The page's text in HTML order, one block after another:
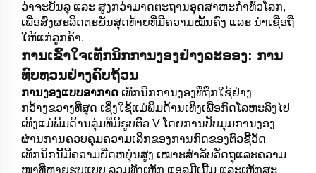
ວ່າຈະບັນລຸ ແລະ ສູງກວ່າມາດຕະຖານອຸດສາຫະກຳທົ່ວໂລກ,
ເພື່ອສົ່ງຜະລິດຕະພັນສຸດທ້າຍທີ່ມີຄວາມໝັ້ນຄົງ ແລະ ນ່າເຊື່ອຖື
ໃຫ້ແກ່ລູກຄ້າ.
ການເຂົ້າໃຈເທັກນິກການງອງຢ່າງລະອອງ: ການ
ທົບທວນຢ່າງຄົບຖ້ວນ
ການງອງແບບອາກາດ ເທັກນິກການງອງທີ່ຖືກໃຊ້ຢ່າງ
ກວ້າງຂວາງທີ່ສຸດ ເຊິ່ງໃຊ້ແມ່ພິມດ້ານເທິງເພື່ອກົດໂລຫະລົງໄປ
ເທິງແມ່ພິມດ້ານລຸ່ມທີ່ມີຮູບຕົວ V ໂດຍການປັບມຸມການງອງ
ຜ່ານການຄວບຄຸມຄວາມເລິກຂອງການກົດຂອງຕົວຊີ້ວັດ
ເທັກນິກນີ້ມີຄວາມຍືດຫຍຸ່ນສູງ ເໝາະສຳລັບວັດຖຸແລະຄວາມ
ໜາທີ່ຫຼາຍຮູບແບບ ລວມທັງເຫຼັກ ແອລູມີເນີ້ມ ແລະເຫຼັກສະ